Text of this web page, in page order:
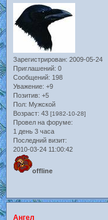
Зарегистрирован: 2009-05-24
Приглашений: 0
Сообщений: 198
Уважение: +9
Позитив: +5
Пол: Мужской
Возраст: 43 [1982-10-28]
Провел на форуме:
1 день 3 часа
Последний визит:
2010-03-24 11:00:42
offline
Ангел